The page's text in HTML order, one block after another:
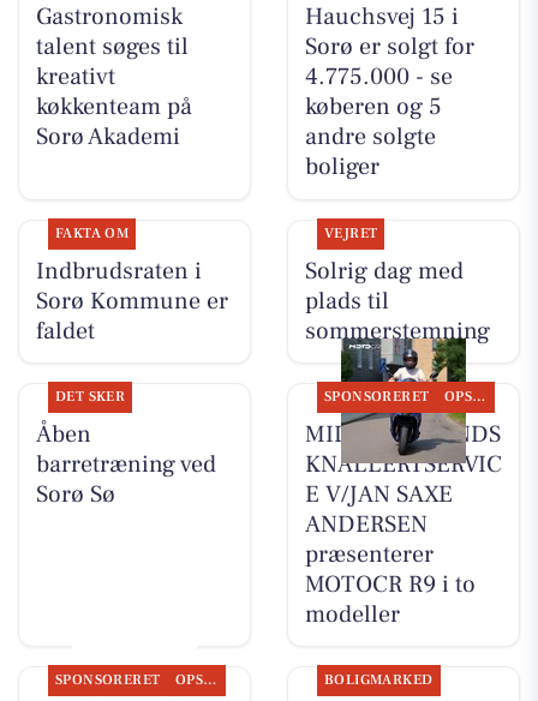
Gastronomisk
talent søges til
kreativt
køkkenteam på
Sorø Akademi
Hauchsvej 15 i
Sorø er solgt for
4.775.000 - se
køberen og 5
andre solgte
boliger
FAKTA OM
Indbrudsraten i
Sorø Kommune er
faldet
VEJRET
Solrig dag med
plads til
sommerstemning
DET SKER
Åben
barretræning ved
Sorø Sø
SPONSORERET OPSLAGSTAVLEN
MIDTSJÆLLANDS
KNALLERTSERVIC
E V/JAN SAXE
ANDERSEN
præsenterer
MOTOCR R9 i to
modeller
SPONSORERET OPSLAGSTAVLEN BOLIGMARKED